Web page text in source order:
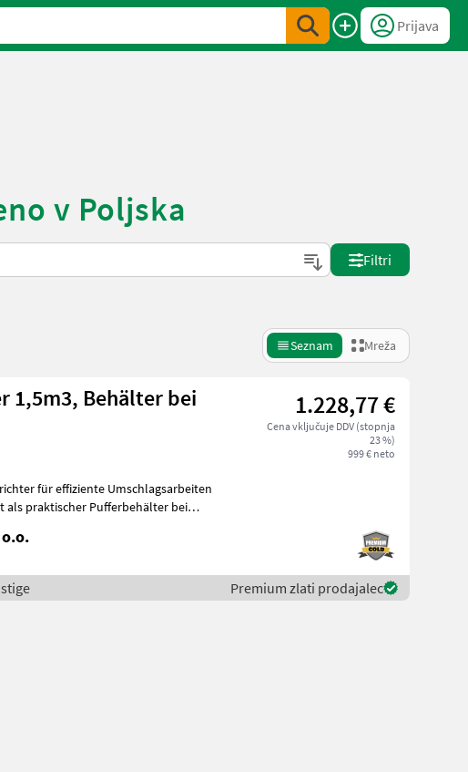
Prijava
v Poljska
Filtri
Seznam Mreža
1,5m3, Behälter bei
1.228,77 €
Cena vključuje DDV (stopnja
23 %)
999 € neto
für effiziente Umschlagsarbeiten
als praktischer Pufferbehälter bei
Premium zlati prodajalec